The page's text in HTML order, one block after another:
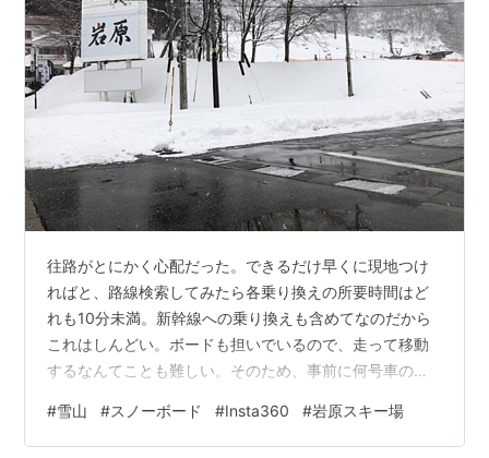
往路がとにかく心配だった。できるだけ早くに現地つけ
ればと、路線検索してみたら各乗り換えの所要時間はど
れも10分未満。新幹線への乗り換えも含めてなのだから
これはしんどい。ボードも担いでいるので、走って移動
するなんてことも難しい。そのため、事前に何号車のど
というのも調べていた。越後湯沢駅での岩原スキー場行
きのシャトルバスへの乗り換えも10分しか余裕がないの
#雪山 #スノーボード #Insta360 #岩原スキー場